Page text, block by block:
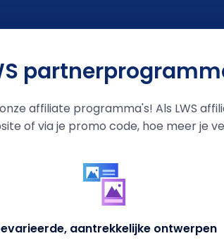
affiliate programma's! Als LWS
of via je promo code, hoe meer je
aantrekkelijke ontwerpen